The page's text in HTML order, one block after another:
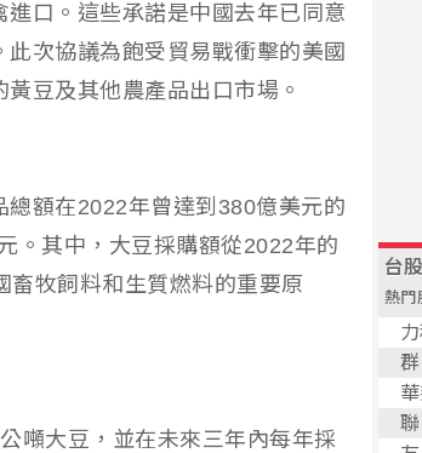
口。這些承諾是中國去年已同意
次協議為飽受貿易戰衝擊的美國
豆及其他農產品出口市場。
額在2022年曾達到380億美元的
。其中，大豆採購額從2022年的
牧飼料和生質燃料的重要原
噸大豆，並在未來三年內每年採